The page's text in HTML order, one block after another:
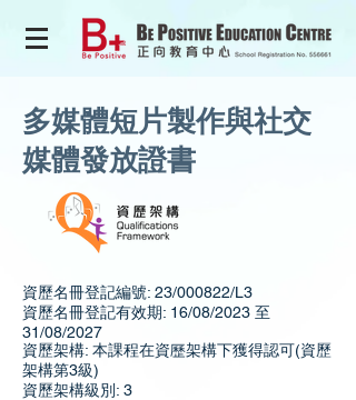
多媒體短片製作與社交
媒體發放證書
資歷名冊登記編號: 23/000822/L3
資歷名冊登記有效期: 16/08/2023 至
31/08/2027
資歷架構: 本課程在資歷架構下獲得認可(資歷
架構第3級)
資歷架構級別: 3